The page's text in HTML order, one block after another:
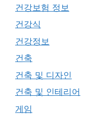
건강보험 정보
건강식
건강정보
건축
건축 및 디자인
건축 및 인테리어
게임